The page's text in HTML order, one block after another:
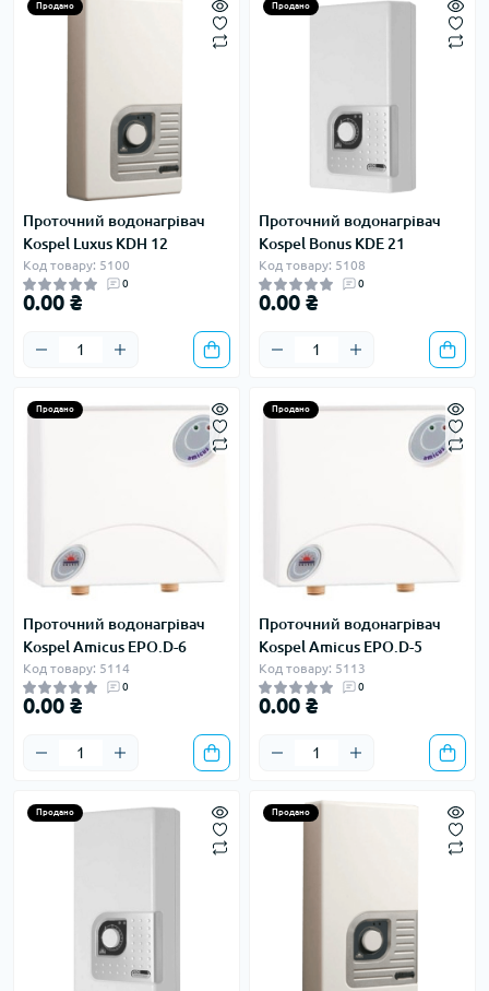
Продано
Проточний водонагрівач
Kospel Luxus KDH 12
Код товару: 5100
0
0.00 ₴
Продано
Проточний водонагрівач
Kospel Bonus KDE 21
Код товару: 5108
0
0.00 ₴
Продано
Проточний водонагрівач
Kospel Amicus EPO.D-6
Код товару: 5114
0
0.00 ₴
Продано
Проточний водонагрівач
Kospel Amicus EPO.D-5
Код товару: 5113
0
0.00 ₴
Продано Продано